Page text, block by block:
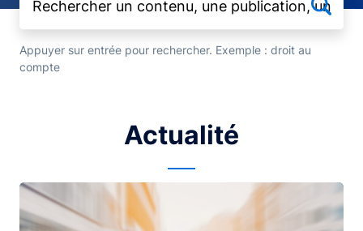
Appuyer sur entrée pour rechercher. Exemple : droit au
compte
Actualité
Image